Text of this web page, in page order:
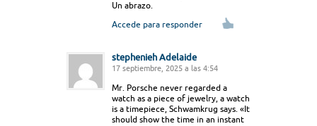
Un abrazo.
Accede para responder
stephenieh Adelaide
17 septiembre, 2025 a las 4:54
Mr. Porsche never regarded a
watch as a piece of jewelry, a watch
is a timepiece, Schwamkrug says. «It
should show the time in an instant